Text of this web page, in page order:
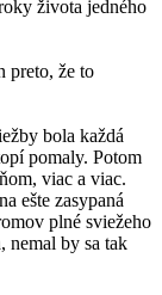
života jedného
preto, že to
bola každá
pomaly. Potom
viac a viac.
ešte zasypaná
plné sviežeho
nemal by sa tak